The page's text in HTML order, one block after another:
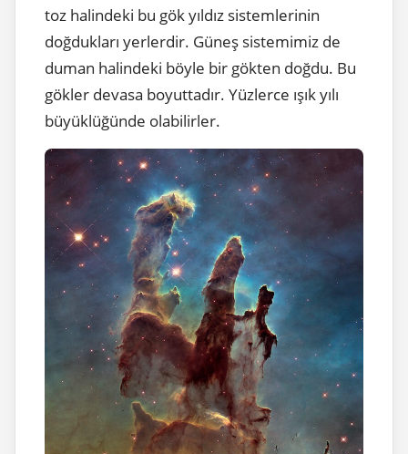
toz halindeki bu gök yıldız sistemlerinin
doğdukları yerlerdir. Güneş sistemimiz de
duman halindeki böyle bir gökten doğdu. Bu
gökler devasa boyuttadır. Yüzlerce ışık yılı
büyüklüğünde olabilirler.